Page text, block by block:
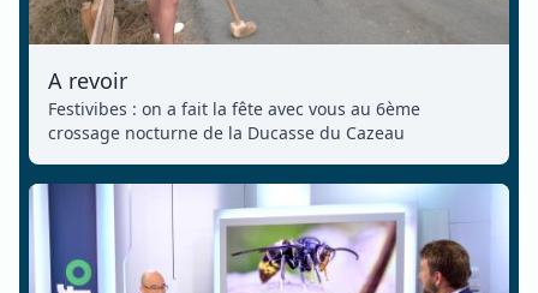
A revoir
Festivibes : on a fait la fête avec vous au 6ème
crossage nocturne de la Ducasse du Cazeau